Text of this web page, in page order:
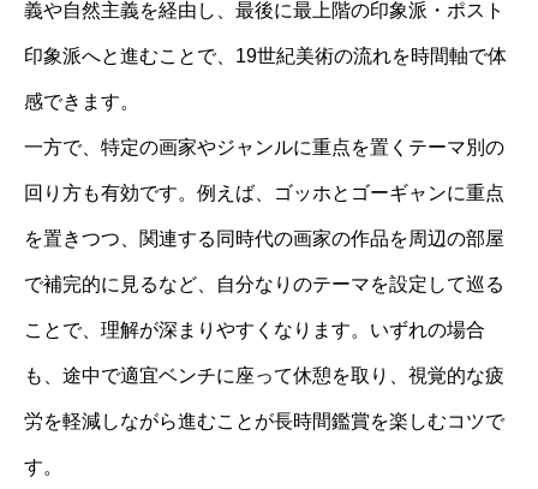
義や自然主義を経由し、最後に最上階の印象派・ポスト
印象派へと進むことで、19世紀美術の流れを時間軸で体
感できます。
一方で、特定の画家やジャンルに重点を置くテーマ別の
回り方も有効です。例えば、ゴッホとゴーギャンに重点
を置きつつ、関連する同時代の画家の作品を周辺の部屋
で補完的に見るなど、自分なりのテーマを設定して巡る
ことで、理解が深まりやすくなります。いずれの場合
も、途中で適宜ベンチに座って休憩を取り、視覚的な疲
労を軽減しながら進むことが長時間鑑賞を楽しむコツで
す。